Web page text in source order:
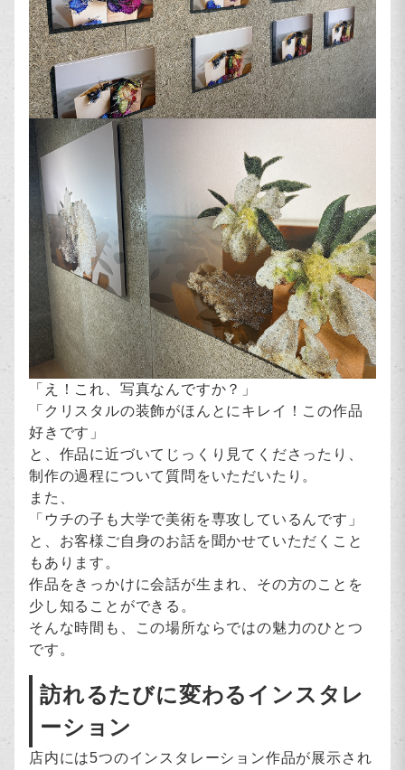
「え！これ、写真なんですか？」
「クリスタルの装飾がほんとにキレイ！この作品
好きです」
と、作品に近づいてじっくり見てくださったり、
制作の過程について質問をいただいたり。
また、
「ウチの子も大学で美術を専攻しているんです」
と、お客様ご自身のお話を聞かせていただくこと
もあります。
作品をきっかけに会話が生まれ、その方のことを
少し知ることができる。
そんな時間も、この場所ならではの魅力のひとつ
です。
訪れるたびに変わるインスタレ
ーション
店内には5つのインスタレーション作品が展示され